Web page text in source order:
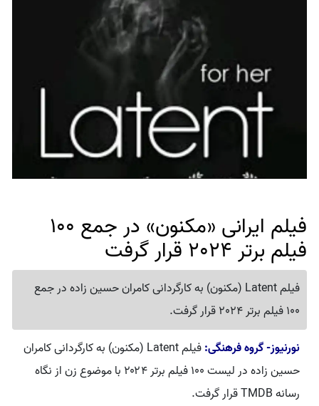
فیلم ایرانی «مکنون» در جمع 100
فیلم برتر 2024 قرار گرفت
فیلم Latent (مکنون) به کارگردانی کامران حسین زاده در جمع
100 فیلم برتر 2024 قرار گرفت.
نورنیوز- گروه فرهنگی:
فیلم Latent (مکنون) به کارگردانی کامران
حسین زاده در لیست ۱۰۰ فیلم برتر ۲۰۲۴ با موضوع زن از نگاه
رسانه TMDB قرار گرفت.